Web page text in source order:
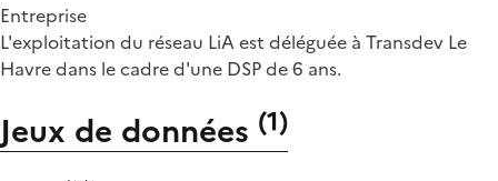
Entreprise
L'exploitation du réseau LiA est déléguée à Transdev Le
Havre dans le cadre d'une DSP de 6 ans.
Jeux de données (1)